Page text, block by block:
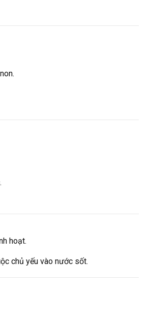
hoạt.
chủ yếu vào nước sốt.